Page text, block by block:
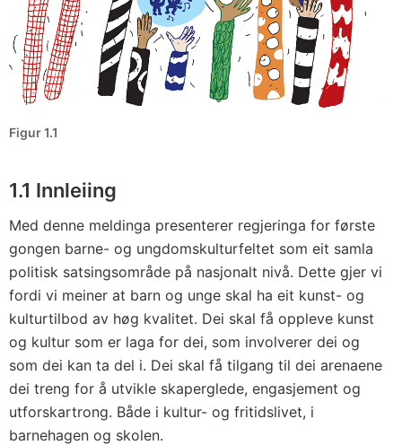
Figur 1.1
1.1 Innleiing
Med denne meldinga presenterer regjeringa for første
gongen barne- og ungdomskulturfeltet som eit samla
politisk satsingsområde på nasjonalt nivå. Dette gjer vi
fordi vi meiner at barn og unge skal ha eit kunst- og
kulturtilbod av høg kvalitet. Dei skal få oppleve kunst
og kultur som er laga for dei, som involverer dei og
som dei kan ta del i. Dei skal få tilgang til dei arenaene
dei treng for å utvikle skaperglede, engasjement og
utforskartrong. Både i kultur- og fritidslivet, i
barnehagen og skolen.